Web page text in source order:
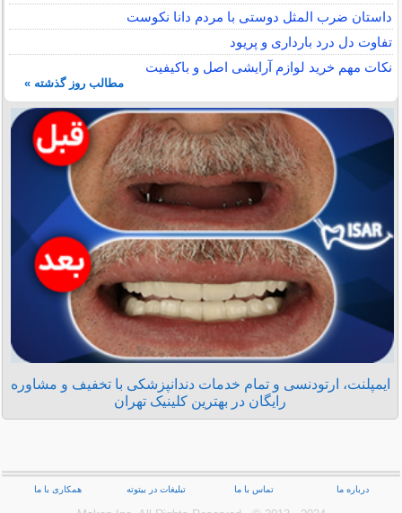
داستان ضرب المثل دوستی با مردم دانا نكوست
تفاوت دل درد بارداری و پریود
نکات مهم خرید لوازم آرایشی اصل و باکیفیت
مطالب روز گذشته »
ایمپلنت، ارتودنسی و تمام خدمات دندانپزشکی با تخفیف و مشاوره
رایگان در بهترین کلینیک تهران
درباره ما تماس با ما تبلیغات در بیتوته همکاری با ما